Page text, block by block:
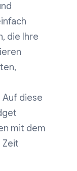
die Ihre
Auf diese
mit dem
Zeit